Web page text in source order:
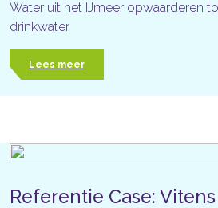
Water uit het IJmeer opwaarderen
drinkwater
Lees meer
Referentie Case: